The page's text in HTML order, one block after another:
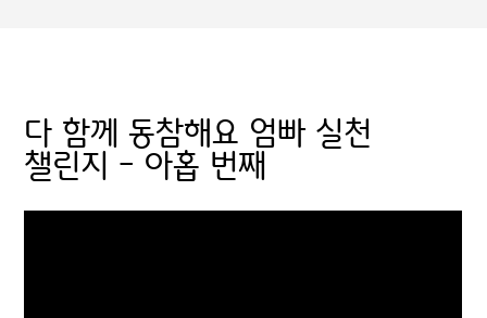
다 함께 동참해요 엄빠 실천
챌린지 - 아홉 번째